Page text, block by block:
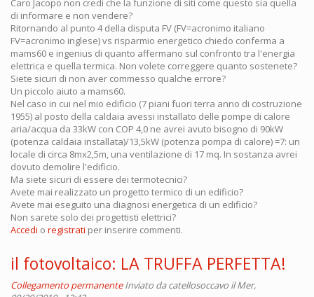
di informare e non vendere?
Ritornando al punto 4 della disputa FV (FV=acronimo italiano
FV=acronimo inglese) vs risparmio energetico chiedo conferma a
mams60 e ingenius di quanto affermano sul confronto tra l'energia
elettrica e quella termica. Non volete correggere quanto sostenete?
Siete sicuri di non aver commesso qualche errore?
Un piccolo aiuto a mams60.
Nel caso in cui nel mio edificio (7 piani fuori terra anno di costruzione
1955) al posto della caldaia avessi installato delle pompe di calore
aria/acqua da 33kW con COP 4,0 ne avrei avuto bisogno di 90kW
(potenza caldaia installata)/13,5kW (potenza pompa di calore) =7: un
locale di circa 8mx2,5m, una ventilazione di 17 mq. In sostanza avrei
dovuto demolire l'edificio.
Ma siete sicuri di essere dei termotecnici?
Avete mai realizzato un progetto termico di un edificio?
Avete mai eseguito una diagnosi energetica di un edificio?
Non sarete solo dei progettisti elettrici?
Accedi o registrati per inserire commenti.
il fotovoltaico: LA TRUFFA PERFETTA!
Collegamento permanente Inviato dacatellosoccavo il Mer,